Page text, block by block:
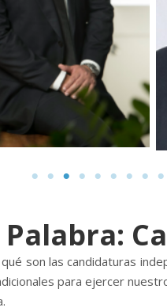
Palabra:
son las candidaturas
para ejercer